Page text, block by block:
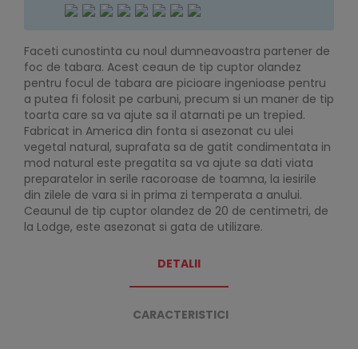
Faceti cunostinta cu noul dumneavoastra partener de
foc de tabara. Acest ceaun de tip cuptor olandez
pentru focul de tabara are picioare ingenioase pentru
a putea fi folosit pe carbuni, precum si un maner de tip
toarta care sa va ajute sa il atarnati pe un trepied.
Fabricat in America din fonta si asezonat cu ulei
vegetal natural, suprafata sa de gatit condimentata in
mod natural este pregatita sa va ajute sa dati viata
preparatelor in serile racoroase de toamna, la iesirile
din zilele de vara si in prima zi temperata a anului.
Ceaunul de tip cuptor olandez de 20 de centimetri, de
la Lodge, este asezonat si gata de utilizare.
DETALII
CARACTERISTICI